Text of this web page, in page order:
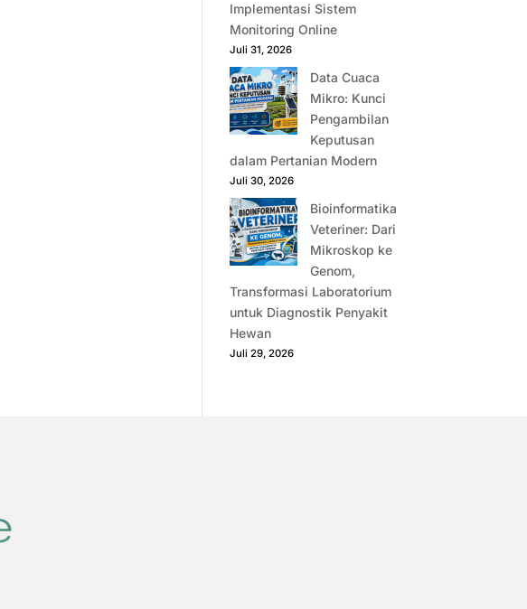
Implementasi Sistem
Monitoring Online
Juli 31, 2026
Data Cuaca
Mikro: Kunci
Pengambilan
Keputusan
dalam Pertanian Modern
Juli 30, 2026
Bioinformatika
Veteriner: Dari
Mikroskop ke
Genom,
Transformasi Laboratorium
untuk Diagnostik Penyakit
Hewan
Juli 29, 2026